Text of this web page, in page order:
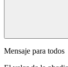
Mensaje para todos